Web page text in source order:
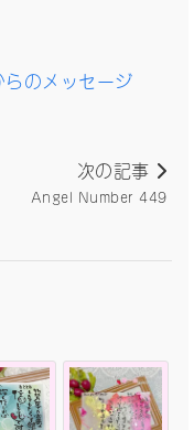
らのメッセージ
次の記事
Angel Number 449